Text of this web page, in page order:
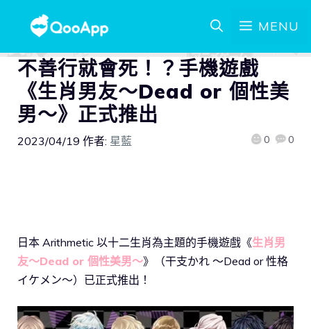
MENU
不善行就會死！？手機遊戲
《生肖男友～Dead or 個性美
男～》正式推出
2023/04/19 作者: 星藍 0 0
日本 Arithmetic 以十二生肖為主題的手機遊戲《生肖男
友～Dead or 個性美男～》（干支かれ ～Dead or 性格
イケメン～）已正式推出！